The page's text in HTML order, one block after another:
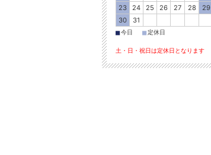
23
24 25 26 27 28
29
30
31
■今日 ■定休日
土・日・祝日は定休日となります